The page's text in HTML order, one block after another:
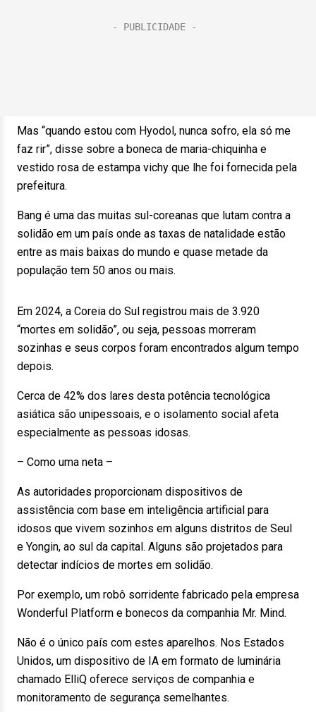
Mas “quando estou com Hyodol, nunca sofro, ela só me
faz rir”, disse sobre a boneca de maria-chiquinha e
vestido rosa de estampa vichy que lhe foi fornecida pela
prefeitura.
Bang é uma das muitas sul-coreanas que lutam contra a
solidão em um país onde as taxas de natalidade estão
entre as mais baixas do mundo e quase metade da
população tem 50 anos ou mais.
Em 2024, a Coreia do Sul registrou mais de 3.920
“mortes em solidão”, ou seja, pessoas morreram
sozinhas e seus corpos foram encontrados algum tempo
depois.
Cerca de 42% dos lares desta potência tecnológica
asiática são unipessoais, e o isolamento social afeta
especialmente as pessoas idosas.
– Como uma neta –
As autoridades proporcionam dispositivos de
assistência com base em inteligência artificial para
idosos que vivem sozinhos em alguns distritos de Seul
e Yongin, ao sul da capital. Alguns são projetados para
detectar indícios de mortes em solidão.
Por exemplo, um robô sorridente fabricado pela empresa
Wonderful Platform e bonecos da companhia Mr. Mind.
Não é o único país com estes aparelhos. Nos Estados
Unidos, um dispositivo de IA em formato de luminária
chamado ElliQ oferece serviços de companhia e
monitoramento de segurança semelhantes.